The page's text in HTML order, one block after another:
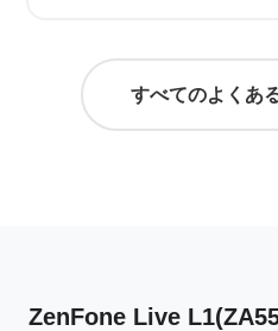
すべてのよくあ
ZenFone Live